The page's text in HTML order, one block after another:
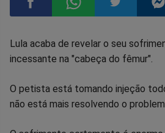
Compartilhar
Facebook
Compartilhar
WhatsappTwitter
Lula acaba de revelar o seu
incessante na "cabeça do fêmur".
O petista está tomando injeção
não está mais resolvendo o